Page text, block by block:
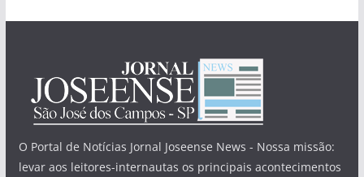
O Portal de Notícias Jornal Joseense News - Nossa missão:
levar aos leitores-internautas os principais acontecimentos